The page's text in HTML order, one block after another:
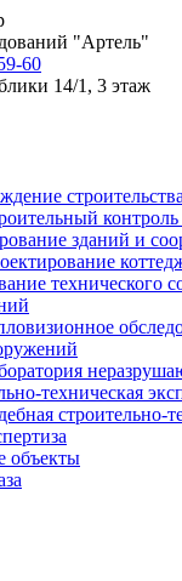
"Артель"
60
14/1, 3 этаж
строительства
контроль
зданий и
технического
техническая
строительно-
объекты